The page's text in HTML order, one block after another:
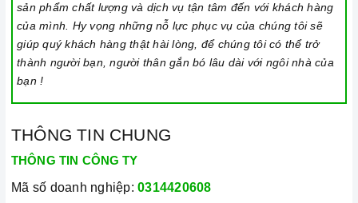
sản phẩm chất lượng và dịch vụ tận tâm đến với khách hàng
của mình. Hy vọng những nỗ lực phục vụ của chúng tôi sẽ
giúp quý khách hàng thật hài lòng, để chúng tôi có thể trở
thành người bạn, người thân gắn bó lâu dài với ngôi nhà của
bạn !
THÔNG TIN CHUNG
THÔNG TIN CÔNG TY
Mã số doanh nghiệp: 0314420608